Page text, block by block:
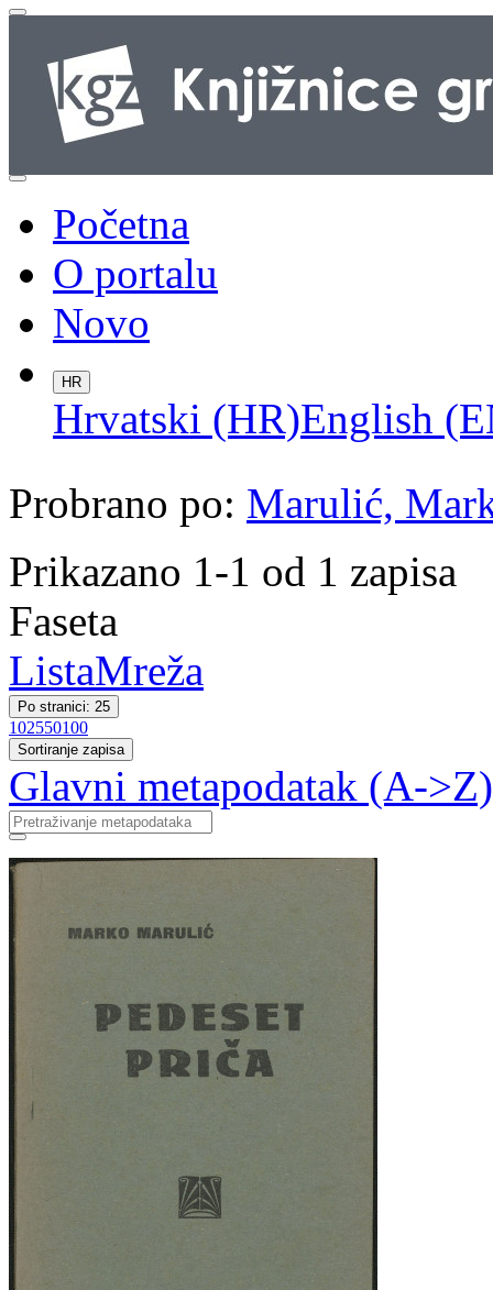
Početna
O portalu
Novo
HR
Hrvatski (HR)English
Probrano po: Marulić,
Prikazano 1-1 od 1 zapisa
Faseta
ListaMreža
Po stranici: 25
102550100
Sortiranje zapisa
Glavni metapodatak (A->Z)